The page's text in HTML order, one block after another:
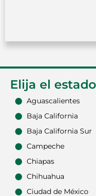
Elija el
Aguascalientes
Baja California
Baja California Sur
Campeche
Chiapas
Chihuahua
Ciudad de México